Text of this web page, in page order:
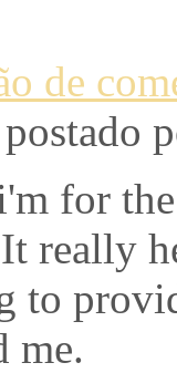
de
postado
for
really
to
me.